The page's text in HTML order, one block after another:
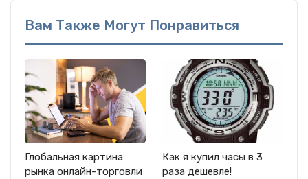
Вам Также Могут Понравиться
Глобальная картина
рынка онлайн-торговли
Как я купил часы в 3
раза дешевле!